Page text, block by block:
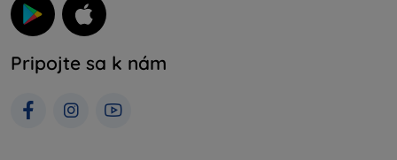
Pripojte sa k nám